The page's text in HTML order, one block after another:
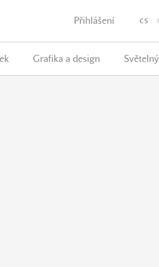
cs
Přihlášení
Grafika a design